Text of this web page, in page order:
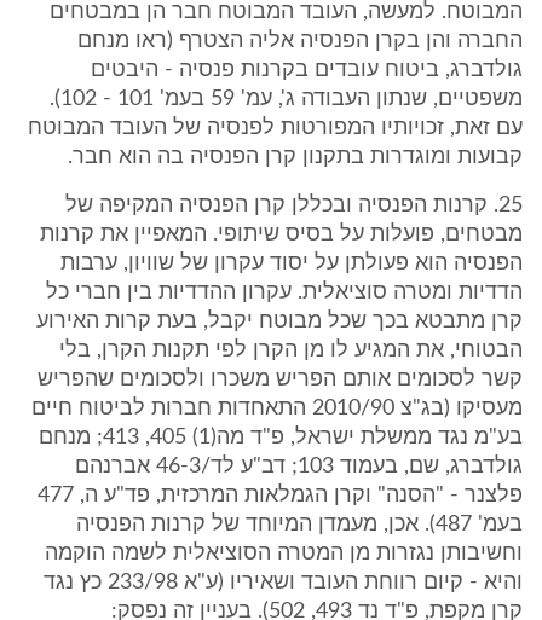
המבוטח. למעשה, העובד המבוטח חבר הן במבטחים
החברה והן בקרן הפנסיה אליה הצטרף (ראו מנחם
גולדברג, ביטוח עובדים בקרנות פנסיה - היבטים
משפטיים, שנתון העבודה ג', עמ' 59 בעמ' 101 - 102).
עם זאת, זכויותיו המפורטות לפנסיה של העובד המבוטח
קבועות ומוגדרות בתקנון קרן הפנסיה בה הוא חבר.
25. קרנות הפנסיה ובכללן קרן הפנסיה המקיפה של
מבטחים, פועלות על בסיס שיתופי. המאפיין את קרנות
הפנסיה הוא פעולתן על יסוד עקרון של שוויון, ערבות
הדדיות ומטרה סוציאלית. עקרון ההדדיות בין חברי כל
קרן מתבטא בכך שכל מבוטח יקבל, בעת קרות האירוע
הבטוחי, את המגיע לו מן הקרן לפי תקנות הקרן, בלי
קשר לסכומים אותם הפריש משכרו ולסכומים שהפריש
מעסיקו (בג"צ 2010/90 התאחדות חברות לביטוח חיים
בע"מ נגד ממשלת ישראל, פ"ד מה(1) 405, 413; מנחם
גולדברג, שם, בעמוד 103; דב"ע לד/46-3 אברנהם
פלצנר - "הסנה" וקרן הגמלאות המרכזית, פד"ע ה, 477
בעמ' 487). אכן, מעמדן המיוחד של קרנות הפנסיה
וחשיבותן נגזרות מן המטרה הסוציאלית לשמה הוקמה
והיא - קיום רווחת העובד ושאיריו (ע"א 233/98 כץ נגד
קרן מקפת, פ"ד נד 493, 502). בעניין זה נפסק: